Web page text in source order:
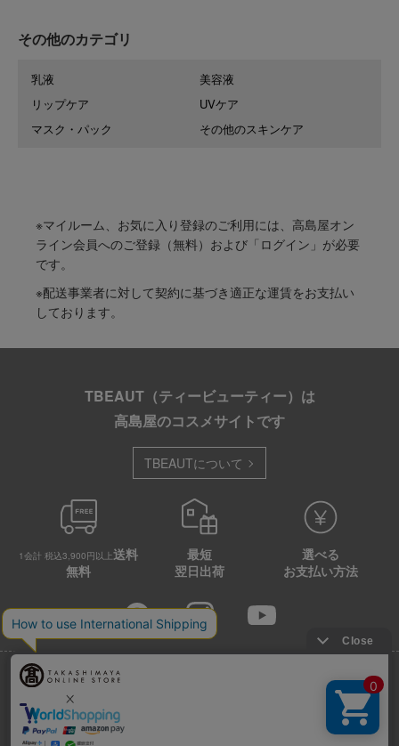
その他のカテゴリ
乳液
美容液
リップケア
UVケア
マスク・パック
その他のスキンケア
※マイルーム、お気に入り登録のご利用には、高島屋オン
ライン会員へのご登録（無料）および「ログイン」が必要
です。
※配送事業者に対して契約に基づき適正な運賃をお支払い
しております。
TBEAUT（ティービューティー）は
高島屋のコスメサイトです
TBEAUTについて
1会計 税込3,900円以上送料
無料
最短
翌日出荷
選べる
お支払い方法
店舗情報
特定商取引法に基づく表示
プライバシーポリシー